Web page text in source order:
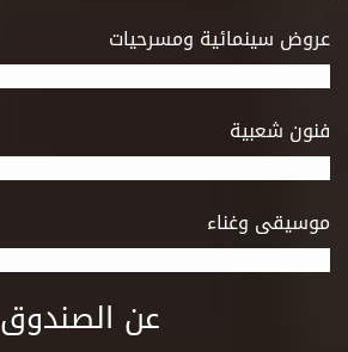
عروض سينمائية ومسرحيات
فنون شعبية
موسيقى وغناء
عن الصندوق